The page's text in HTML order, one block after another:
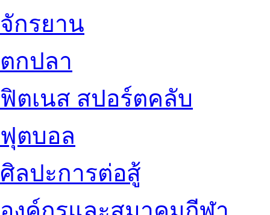
จักรยาน
ตกปลา
ฟิตเนส สปอร์ตคลับ
ฟุตบอล
ศิลปะการต่อสู้